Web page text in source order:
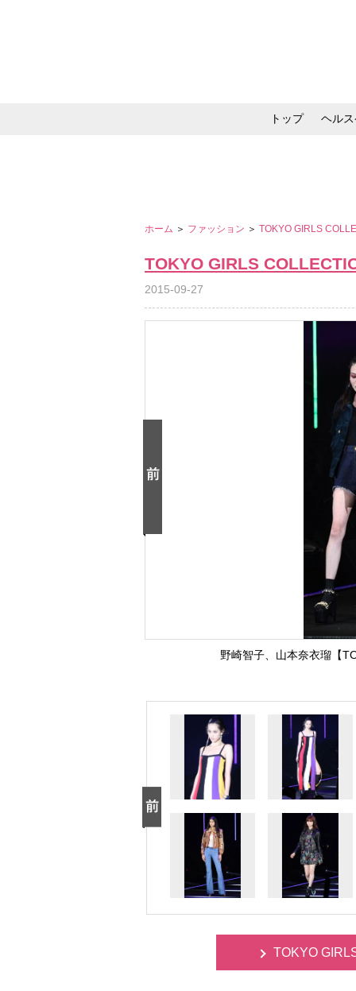
トップ ヘル
ホーム ＞ ファッション ＞ TOKYO GIRLS
TOKYO GIRLS
2015-09-27
野崎智子、山本奈衣瑠【
TOKYO